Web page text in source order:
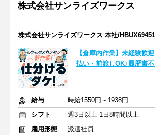
株式会社サンライズワークス
株式会社サンライズワークス 本社/HBUX69451
【倉庫内作業】未経験歓
払い・前渡しOK♪履歴書
給与
時給1550円～1938円
シフト
週3日以上 1日8時間以上
雇用形態
派遣社員